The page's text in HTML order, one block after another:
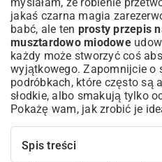
jakaś czarna magia
babć, ale ten prosty przepis
musztardowo miodowe
każdy może stworzyć coś
wyjątkowego. Zapomnijcie o
podróbkach, które często są
słodkie, albo smakują tylko
Pokażę wam, jak zrobić je
Spis treści